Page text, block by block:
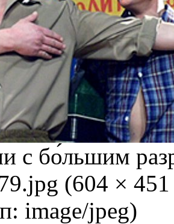
с бо́льшим
(604 ×
image/jpeg)